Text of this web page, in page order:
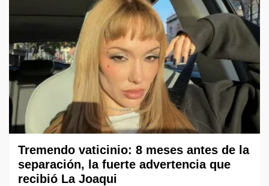
Tremendo vaticinio: 8 meses antes de la
separación, la fuerte advertencia que
recibió La Joaqui